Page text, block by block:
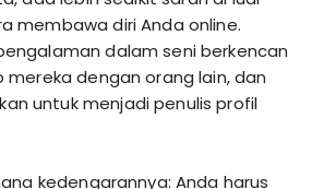
membawa diri Anda online.
dalam seni berkencan
dengan orang lain, dan
untuk menjadi penulis profil
kedengarannya: Anda harus